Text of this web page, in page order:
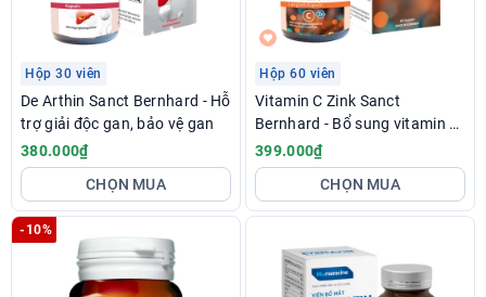
Hộp 30 viên
De Arthin Sanct Bernhard - Hỗ
trợ giải độc gan, bảo vệ gan
380.000₫
CHỌN MUA
Hộp 60 viên
Vitamin C Zink Sanct
Bernhard - Bổ sung vitamin C
và kẽm hỗ trợ tăng đề kháng
399.000₫
CHỌN MUA
-10%